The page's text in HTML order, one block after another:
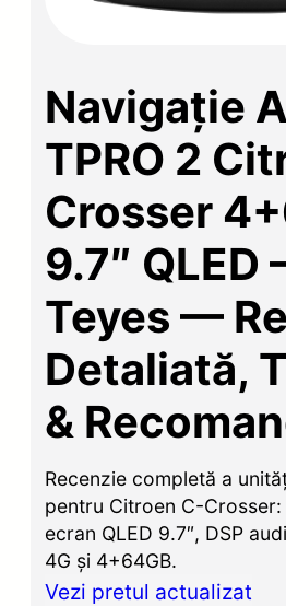
Navigație
TPRO 2
Crosser
9.7″ QLED
Teyes —
Detaliată,
&
Recenzie completă a
pentru Citroen C-Crosser:
ecran QLED 9.7″, DSP
4G și 4+64GB.
Vezi pretul actualizat